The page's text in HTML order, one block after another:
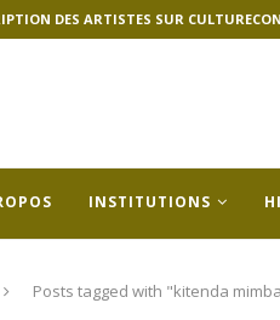
DES ARTISTES SUR
INSTITUTIONS
Posts tagged with "kitenda